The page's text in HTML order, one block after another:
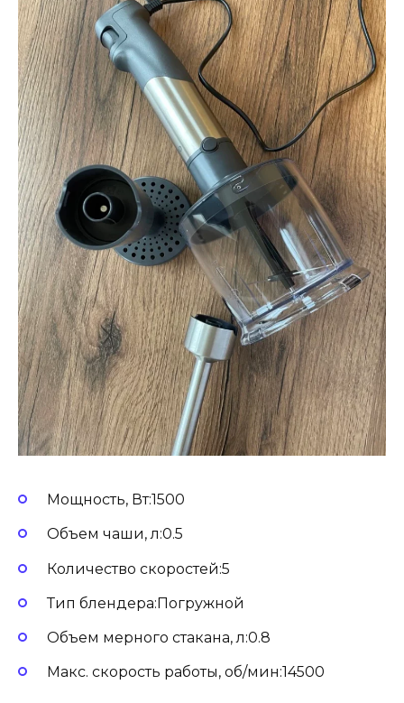
Мощность, Вт:1500
Объем чаши, л:0.5
Количество скоростей:5
Тип блендера:Погружной
Объем мерного стакана, л:0.8
Макс. скорость работы, об/мин:14500